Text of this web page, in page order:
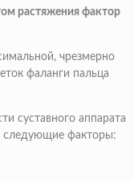
растяжения фактор
чрезмерно
фаланги пальца
суставного аппарата
следующие факторы: